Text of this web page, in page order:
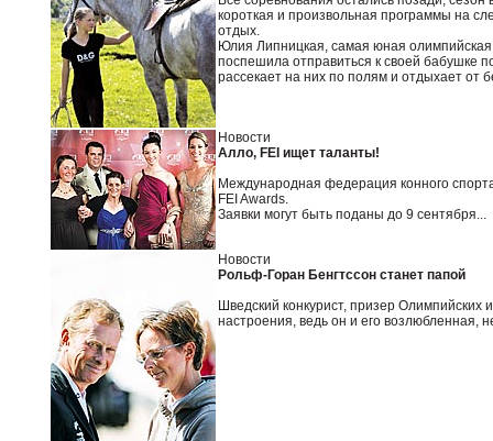
короткая и произвольная программы на
отдых.
Юлия Липницкая, самая юная
поспешила отправиться к своей бабушке
рассекает на них по полям и отдыхает от
Новости
Алло, FEI ищет таланты!
Международная федерация конного
FEI Awards.
Заявки могут быть поданы до 9 сентября...
Новости
Рольф-Горан Бенгтссон станет папой
Шведский конкурист, призер Олимпийских
настроения, ведь он и его